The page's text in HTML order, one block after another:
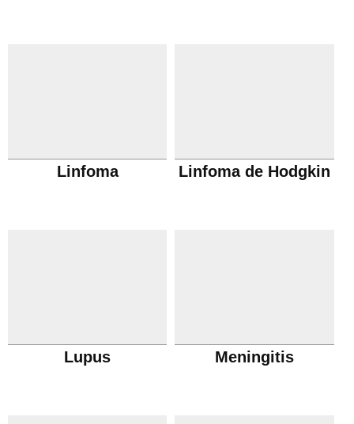
Linfoma Linfoma de Hodgkin
Lupus Meningitis